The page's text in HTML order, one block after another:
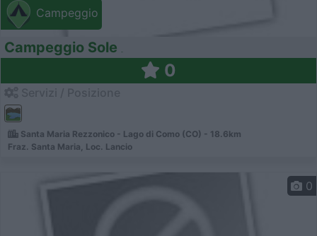
Campeggio
Campeggio Sole
0
Santa Maria Rezzonico - Lago di Como (CO) - 18.6km
Fraz. Santa Maria, Loc. Lancio
0